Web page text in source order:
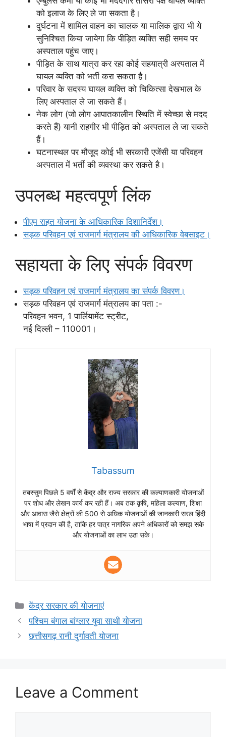
को इलाज के लिए ले जा सकता है।
दुर्घटना में शामिल वाहन का चालक या मालिक द्वारा भी ये
सुनिश्चित किया जायेगा कि पीड़ित व्यक्ति सही समय पर
अस्पताल पहुंच जाए।
पीड़ित के साथ यात्रा कर रहा कोई सहयात्री अस्पताल में
घायल व्यक्ति को भर्ती करा सकता है।
परिवार के सदस्य घायल व्यक्ति को चिकित्सा देखभाल के
लिए अस्पताल ले जा सकते हैं।
नेक लोग (जो लोग आपातकालीन स्थिति में स्वेच्छा से मदद
करते हैं) यानी राहगीर भी पीड़ित को अस्पताल ले जा सकते
हैं।
घटनास्थल पर मौजूद कोई भी सरकारी एजेंसी या परिवहन
अस्पताल में भर्ती की व्यवस्था कर सकते है।
उपलब्ध महत्वपूर्ण लिंक
पीएम राहत योजना के आधिकारिक दिशानिर्देश।
सड़क परिवहन एवं राजमार्ग मंत्रालय की आधिकारिक वेबसाइट।
सहायता के लिए संपर्क विवरण
सड़क परिवहन एवं राजमार्ग मंत्रालय का संपर्क विवरण।
सड़क परिवहन एवं राजमार्ग मंत्रालय का पता :-
परिवहन भवन, 1 पार्लियामेंट स्ट्रीट,
नई दिल्ली – 110001।
Tabassum
तबस्सुम पिछले 5 वर्षों से केंद्र और राज्य सरकार की कल्याणकारी योजनाओं
पर शोध और लेखन कार्य कर रही हैं। अब तक कृषि, महिला कल्याण, शिक्षा
और आवास जैसे क्षेत्रों की 500 से अधिक योजनाओं की जानकारी सरल हिंदी
भाषा में प्रदान की है, ताकि हर पात्र नागरिक अपने अधिकारों को समझ सके
और योजनाओं का लाभ उठा सके।
Categories
केंद्र सरकार की योजनाएं
पश्चिम बंगाल बांग्लार युवा साथी योजना
छत्तीसगढ़ रानी दुर्गावती योजना
Leave a Comment